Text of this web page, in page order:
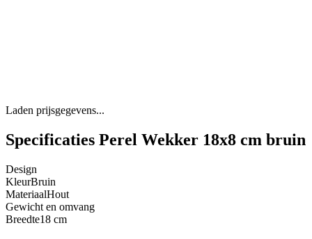
Laden prijsgegevens...
Specificaties Perel Wekker 18x8 cm bruin
Design
KleurBruin
MateriaalHout
Gewicht en omvang
Breedte18 cm